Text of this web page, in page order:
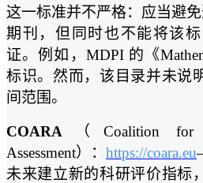
这一标准并不严格：应当避
期刊，但同时也不能将该
证。例如，MDPI 的《
标识。然而，该目录并未说
间范围。
COARA （Coalition for
Assessment）： https://coara.eu
未来建立新的科研评价指标